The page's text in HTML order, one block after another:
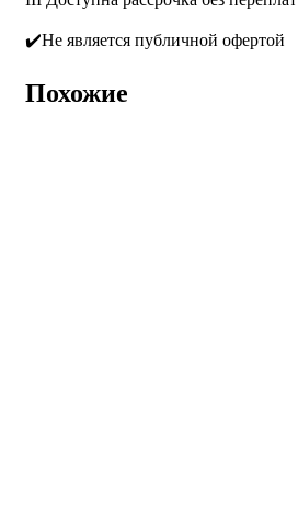
✔️Не является публичной офертой
Похожие